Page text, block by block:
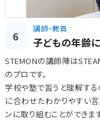
6
講師・教員
子どもの年齢に
STEMONの講師陣は
のプロです。
学校や塾で習うと理解す
に合わせたわかりやすい言
ンに取り組むことができます